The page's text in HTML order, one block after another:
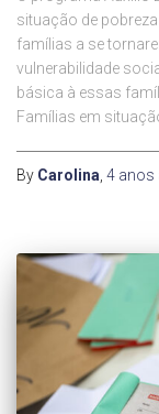
situação de
famílias a se
vulnerabilidade
básica à essas
Famílias em
By Carolina 4 anos